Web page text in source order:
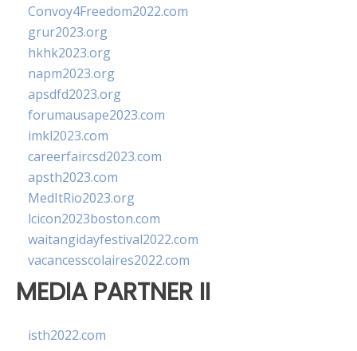
Convoy4Freedom2022.com
grur2023.org
hkhk2023.org
napm2023.org
apsdfd2023.org
forumausape2023.com
imkl2023.com
careerfaircsd2023.com
apsth2023.com
MedItRio2023.org
lcicon2023boston.com
waitangidayfestival2022.com
vacancesscolaires2022.com
MEDIA PARTNER II
isth2022.com